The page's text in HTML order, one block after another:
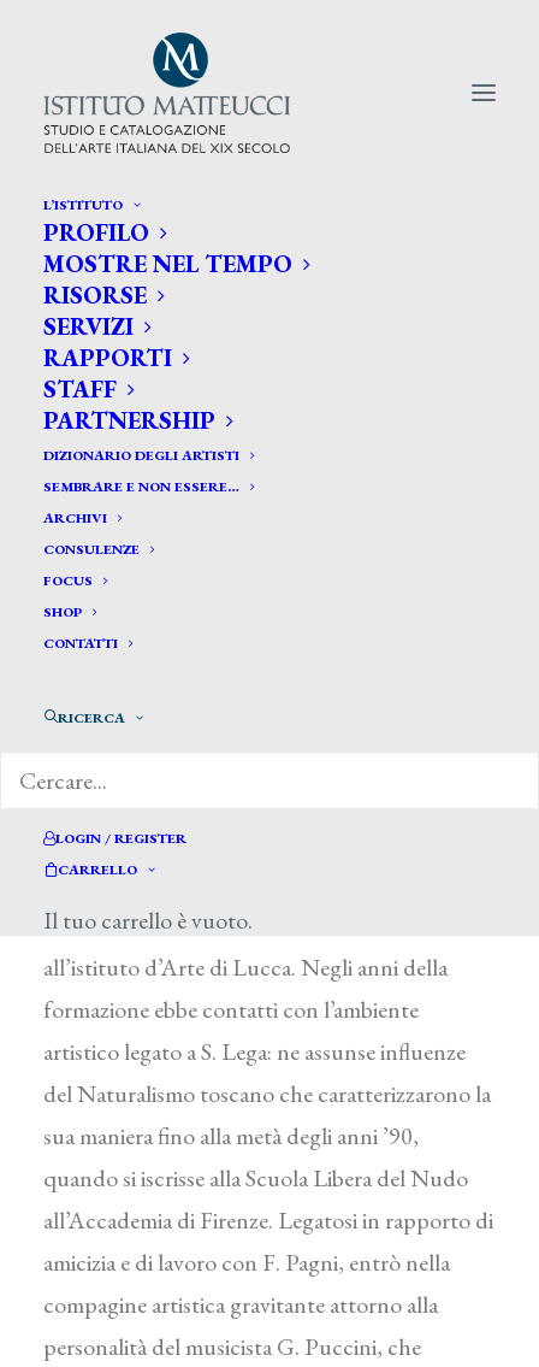
L’ISTITUTO
PROFILO
MOSTRE NEL TEMPO
RISORSE
SERVIZI
RAPPORTI
STAFF
PARTNERSHIP
DIZIONARIO DEGLI ARTISTI
SEMBRARE E NON ESSERE…
ARCHIVI
CONSULENZE
FOCUS
SHOP
CONTATTI
RICERCA
LOGIN / REGISTER
CARRELLO
Il tuo carrello è vuoto.
CERCA TRA GLI ARTISTI:
Search
for:
FANELLI FRANCESCO
Livorno 1869 – Bagno a Ripoli (Firenze ) 1924
Fra il 1883 e il 1887 fu allievo di L. Norfini
all’istituto d’Arte di Lucca. Negli anni della
formazione ebbe contatti con l’ambiente
artistico legato a S. Lega: ne assunse influenze
del Naturalismo toscano che caratterizzarono la
sua maniera fino alla metà degli anni ’90,
quando si iscrisse alla Scuola Libera del Nudo
all’Accademia di Firenze. Legatosi in rapporto di
amicizia e di lavoro con F. Pagni, entrò nella
compagine artistica gravitante attorno alla
personalità del musicista G. Puccini, che